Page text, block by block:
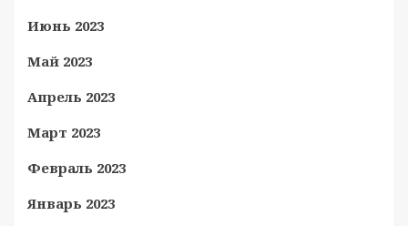
Июнь 2023
Май 2023
Апрель 2023
Март 2023
Февраль 2023
Январь 2023